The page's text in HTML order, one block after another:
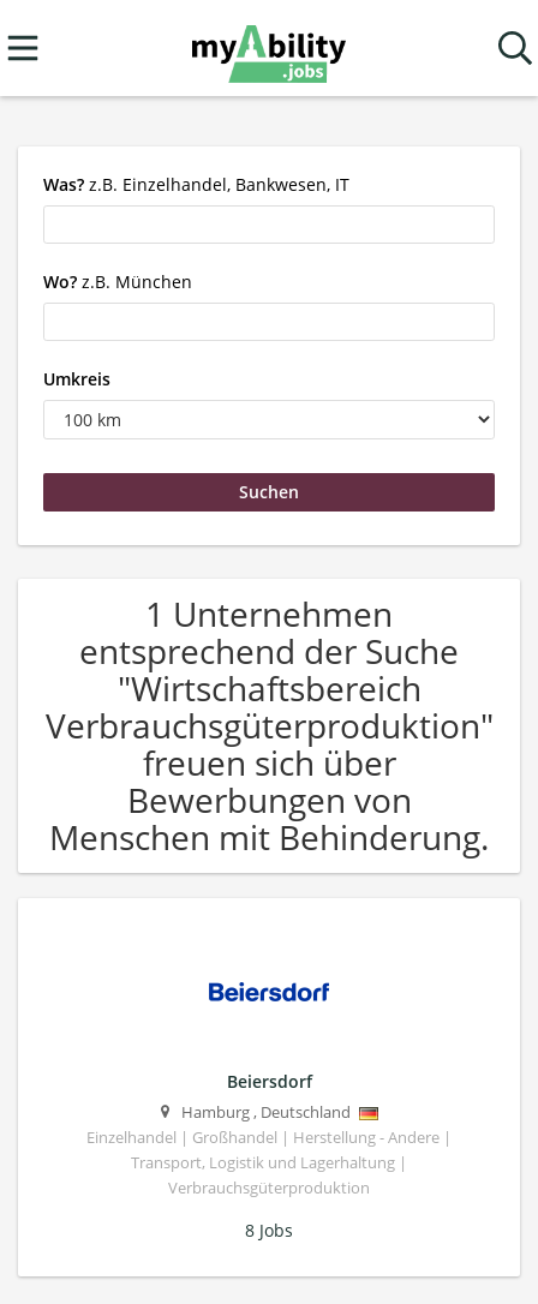
Was? z.B. Einzelhandel, Bankwesen, IT
Wo? z.B. München
Umkreis
1 Unternehmen
entsprechend der Suche
"Wirtschaftsbereich
Verbrauchsgüterproduktion"
freuen sich über
Bewerbungen von
Menschen mit Behinderung.
Beiersdorf
Hamburg, Deutschland
Einzelhandel | Großhandel | Herstellung - Andere |
Transport, Logistik und Lagerhaltung |
Verbrauchsgüterproduktion
8 Jobs